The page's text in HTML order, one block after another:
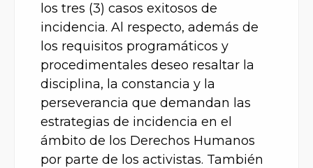
los tres (3) casos exitosos de
incidencia. Al respecto, además de
los requisitos programáticos y
procedimentales deseo resaltar la
disciplina, la constancia y la
perseverancia que demandan las
estrategias de incidencia en el
ámbito de los Derechos Humanos
por parte de los activistas. También